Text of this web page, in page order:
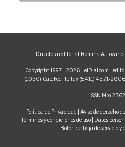
Directora editorial: Romina A. Lozano
Copyright 1997 - 2026 - elDial.com -
(1050) Cap. Fed. Telfax (5411) 4371-
ISSN Nro.
Política de Privacidad Aviso de derecho
Términos y condiciones de uso| Datos
Botón de baja de servicio